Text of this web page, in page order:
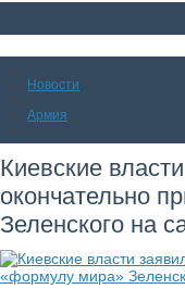
Новости
Армия
Киевские
окончательно
Зеленского на